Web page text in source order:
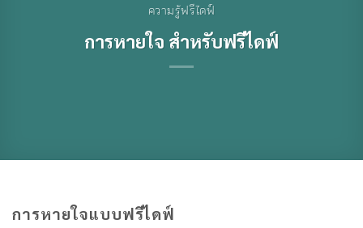
ความรู้ฟรีไดฟ์
การหายใจ สำหรับฟรีไดฟ์
การหายใจแบบฟรีไดฟ์